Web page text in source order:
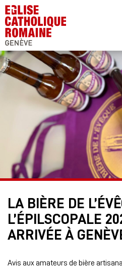
LA BIÈRE DE
L’ÉPILSCOPALE
ARRIVÉE À
Avis aux amateurs de bière